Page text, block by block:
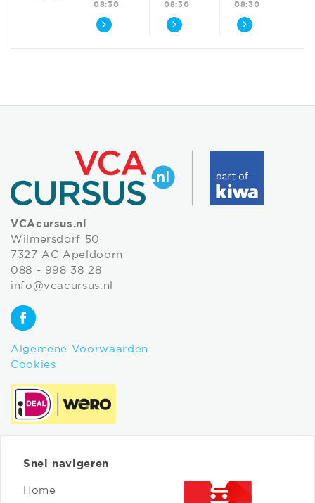
08:30 08:30 08:30
VCAcursus.nl
Wilmersdorf 50
7327 AC Apeldoorn
088 - 998 38 28
info@vcacursus.nl
Algemene Voorwaarden
Cookies
Snel navigeren
Home